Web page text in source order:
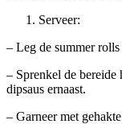
Serveer:
– Leg de summer rolls
– Sprenkel de bereide
dipsaus ernaast.
– Garneer met gehakte